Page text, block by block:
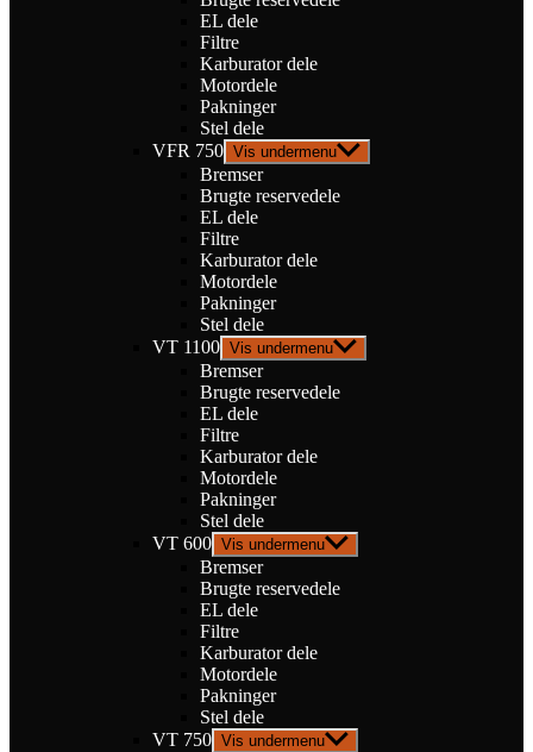
EL dele
Filtre
Karburator dele
Motordele
Pakninger
Stel dele
VFR 750 Vis undermenu
Bremser
Brugte reservedele
EL dele
Filtre
Karburator dele
Motordele
Pakninger
Stel dele
VT 1100 Vis undermenu
Bremser
Brugte reservedele
EL dele
Filtre
Karburator dele
Motordele
Pakninger
Stel dele
VT 600 Vis undermenu
Bremser
Brugte reservedele
EL dele
Filtre
Karburator dele
Motordele
Pakninger
Stel dele
VT 750 Vis undermenu